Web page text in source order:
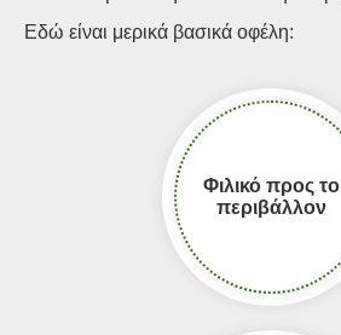
Εδώ είναι μερικά βασικά οφέλη:
Φιλικό προς το
περιβάλλον